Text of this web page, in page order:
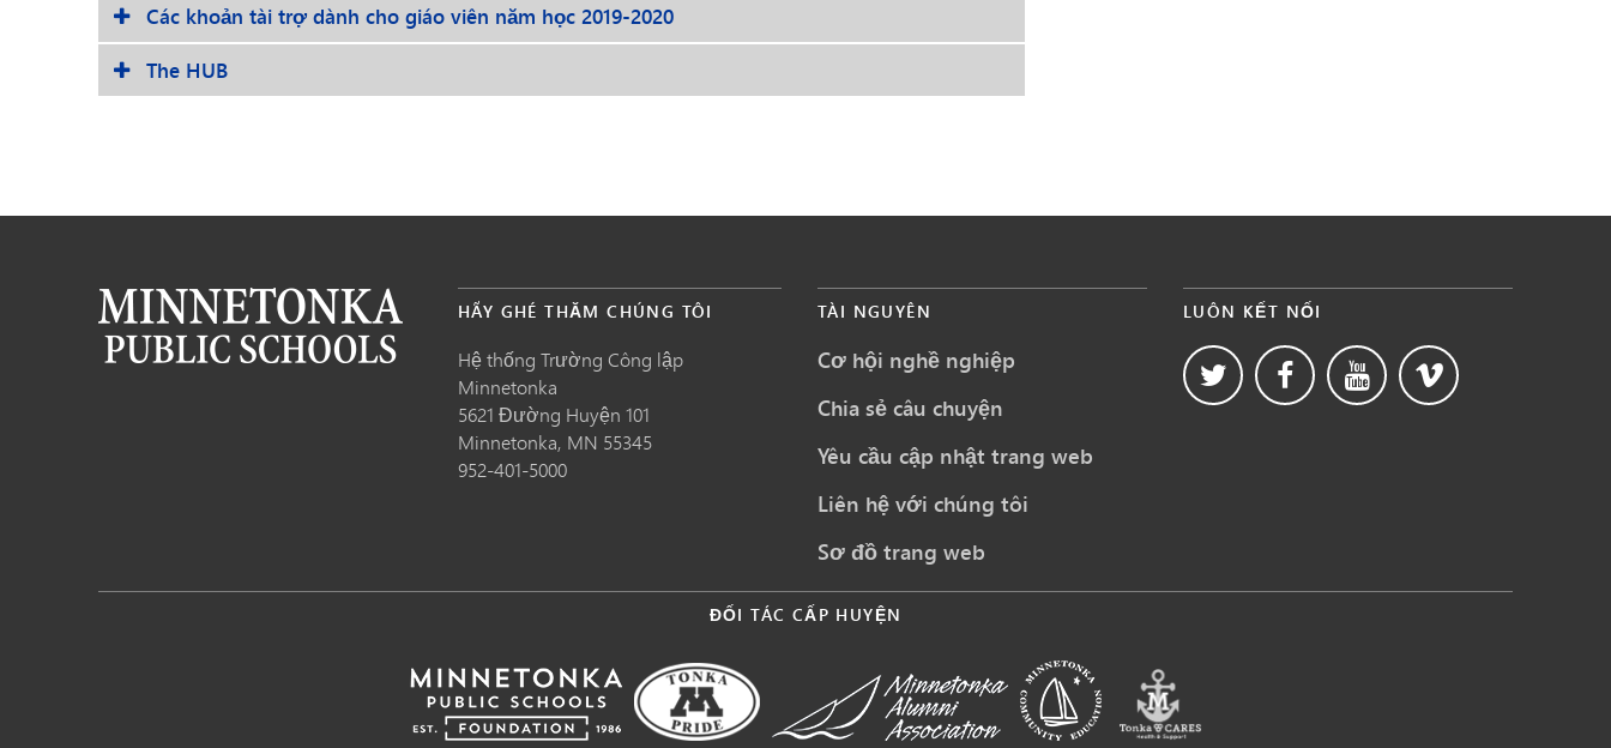
Các khoản tài trợ dành cho giáo viên năm học 2019-2020
The HUB
HÃY GHÉ THĂM CHÚNG TÔI
Hệ thống Trường Công lập
Minnetonka
5621 Đường Huyện 101
Minnetonka, MN 55345
952-401-5000
TÀI NGUYÊN
Cơ hội nghề nghiệp
Chia sẻ câu chuyện
Yêu cầu cập nhật trang web
Liên hệ với chúng tôi
Sơ đồ trang web
LUÔN KẾT NỐI
ĐỐI TÁC CẤP HUYỆN